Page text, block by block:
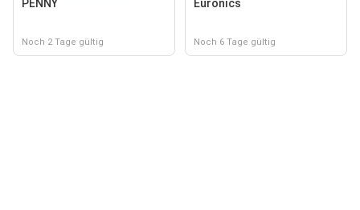
PENNY
Noch 2 Tage gültig
Euronics
Noch 6 Tage gültig